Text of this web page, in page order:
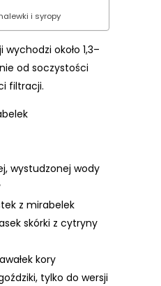
i syropy
około 1,3–
od soczystości
filtracji.
wystudzonej wody
z mirabelek
skórki z cytryny
kory
tylko do wersji